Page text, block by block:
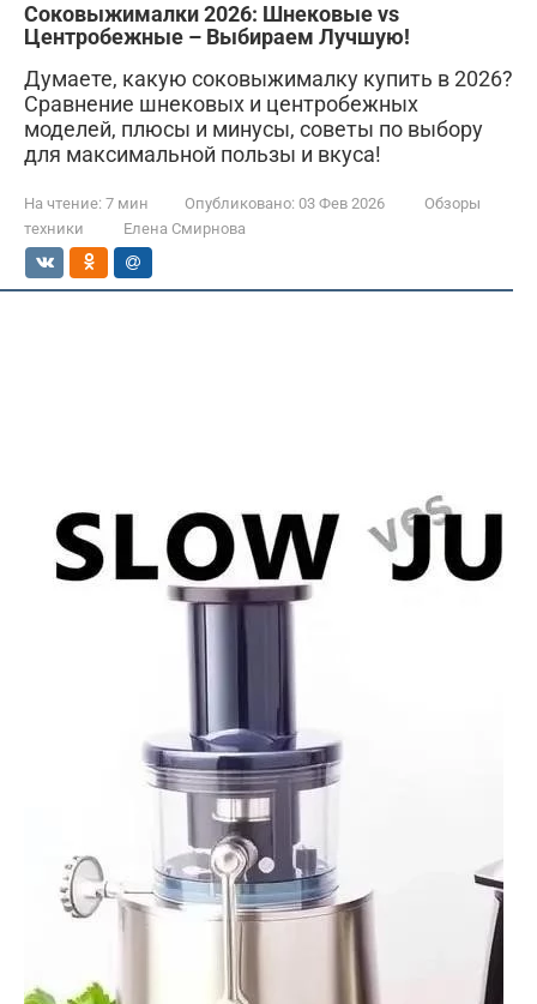
Соковыжималки 2026: Шнековые vs
Центробежные – Выбираем Лучшую!
Думаете, какую соковыжималку купить в 2026?
Сравнение шнековых и центробежных
моделей, плюсы и минусы, советы по выбору
для максимальной пользы и вкуса!
На чтение: 7 мин Опубликовано: 03 Фев 2026
Обзоры
техники
Елена Смирнова